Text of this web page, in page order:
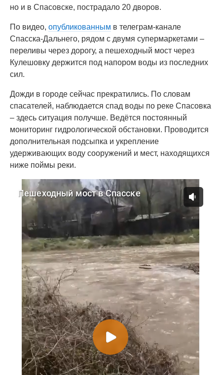
но и в Спасовске, пострадало 20 дворов.
По видео, опубликованным в телеграм-канале
Спасска-Дальнего, рядом с двумя супермаркетами –
переливы через дорогу, а пешеходный мост через
Кулешовку держится под напором воды из последних
сил.
Дожди в городе сейчас прекратились. По словам
спасателей, наблюдается спад воды по реке Спасовка
– здесь ситуация получше. Ведётся постоянный
мониторинг гидрологической обстановки. Проводится
дополнительная подсыпка и укрепление
удерживающих воду сооружений и мест, находящихся
ниже поймы реки.